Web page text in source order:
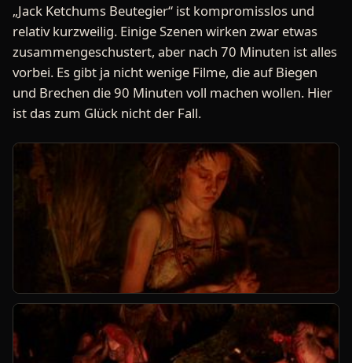
„Jack Ketchums Beutegier“ ist kompromisslos und
relativ kurzweilig. Einige Szenen wirken zwar etwas
zusammengeschustert, aber nach 70 Minuten ist alles
vorbei. Es gibt ja nicht wenige Filme, die auf Biegen
und Brechen die 90 Minuten voll machen wollen. Hier
ist das zum Glück nicht der Fall.